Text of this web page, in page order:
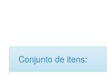
Conjunto de itens: